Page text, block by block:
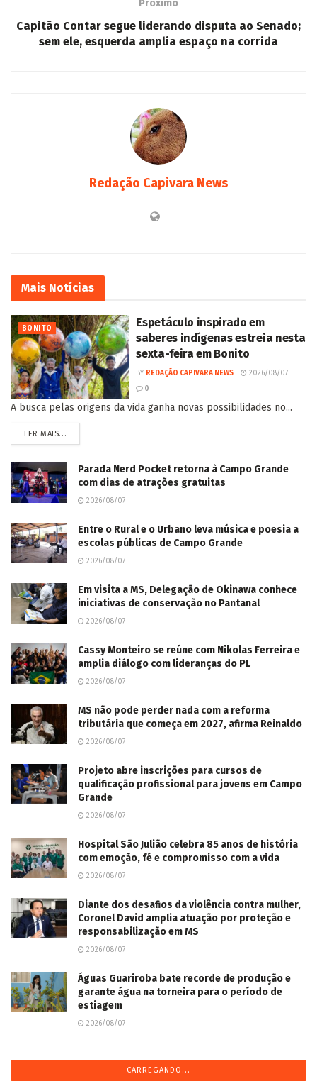
Próximo
Capitão Contar segue liderando disputa ao Senado;
sem ele, esquerda amplia espaço na corrida
Redação Capivara News
Mais Notícias
BONITO
Espetáculo inspirado em
saberes indígenas estreia nesta
sexta-feira em Bonito
BY REDAÇÃO CAPIVARA NEWS
2026/08/07
0
A busca pelas origens da vida ganha novas possibilidades no...
LER MAIS...
Parada Nerd Pocket retorna à Campo Grande
com dias de atrações gratuitas
2026/08/07
Entre o Rural e o Urbano leva música e poesia a
escolas públicas de Campo Grande
2026/08/07
Em visita a MS, Delegação de Okinawa conhece
iniciativas de conservação no Pantanal
2026/08/07
Cassy Monteiro se reúne com Nikolas Ferreira e
amplia diálogo com lideranças do PL
2026/08/07
MS não pode perder nada com a reforma
tributária que começa em 2027, afirma Reinaldo
2026/08/07
Projeto abre inscrições para cursos de
qualificação profissional para jovens em Campo
Grande
2026/08/07
Hospital São Julião celebra 85 anos de história
com emoção, fé e compromisso com a vida
2026/08/07
Diante dos desafios da violência contra mulher,
Coronel David amplia atuação por proteção e
responsabilização em MS
2026/08/07
Águas Guariroba bate recorde de produção e
garante água na torneira para o período de
estiagem
2026/08/07
CARREGANDO...